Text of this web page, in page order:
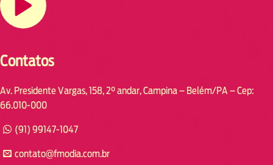
Contatos
Av. Presidente Vargas, 158, 2° andar, Campina – Belém/PA – Cep:
66.010-000
(91) 99147-1047
contato@fmodia.com.br